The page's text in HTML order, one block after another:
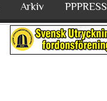
Arkiv PPPRESS